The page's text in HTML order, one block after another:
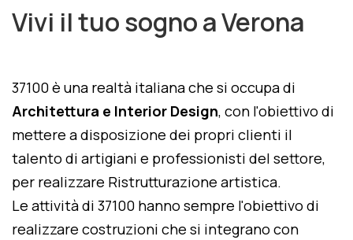
Vivi il tuo sogno a Verona
37100 è una realtà italiana che si occupa di
Architettura e Interior Design, con l'obiettivo di
mettere a disposizione dei propri clienti il
talento di artigiani e professionisti del settore,
per realizzare Ristrutturazione artistica.
Le attività di 37100 hanno sempre l'obiettivo di
realizzare costruzioni che si integrano con